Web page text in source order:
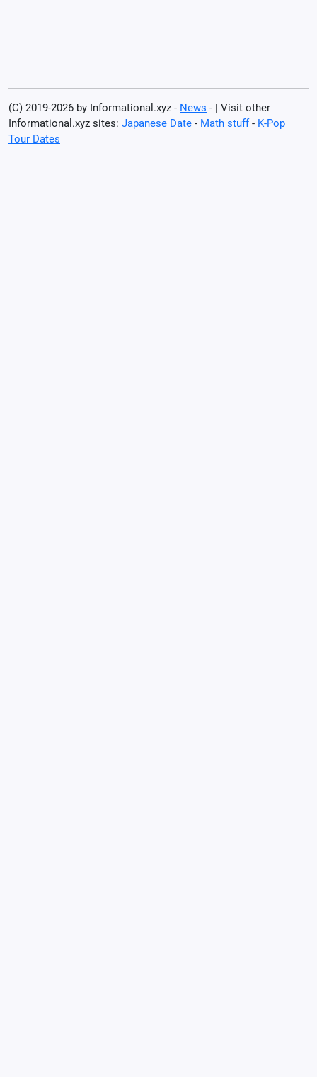
(C) 2019-2026 by Informational.xyz - News - | Visit other
Informational.xyz sites: Japanese Date - Math stuff- K-Pop
Tour Dates